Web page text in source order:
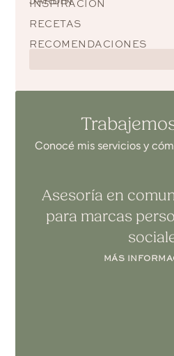
INSPIRACIÓN
RECETAS
RECOMENDACIONES
Conocé mis servicios y
Asesoría en
para marcas
MÁS